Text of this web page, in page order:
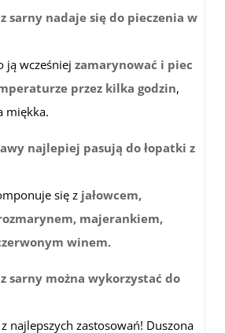
z sarny nadaje się do pieczenia w
ją wcześniej zamarynować i piec
przez kilka godzin,
miękka.
najlepiej pasują do łopatki z
się z jałowcem,
majerankiem,
winem.
z sarny można wykorzystać do
najlepszych zastosowań! Duszona